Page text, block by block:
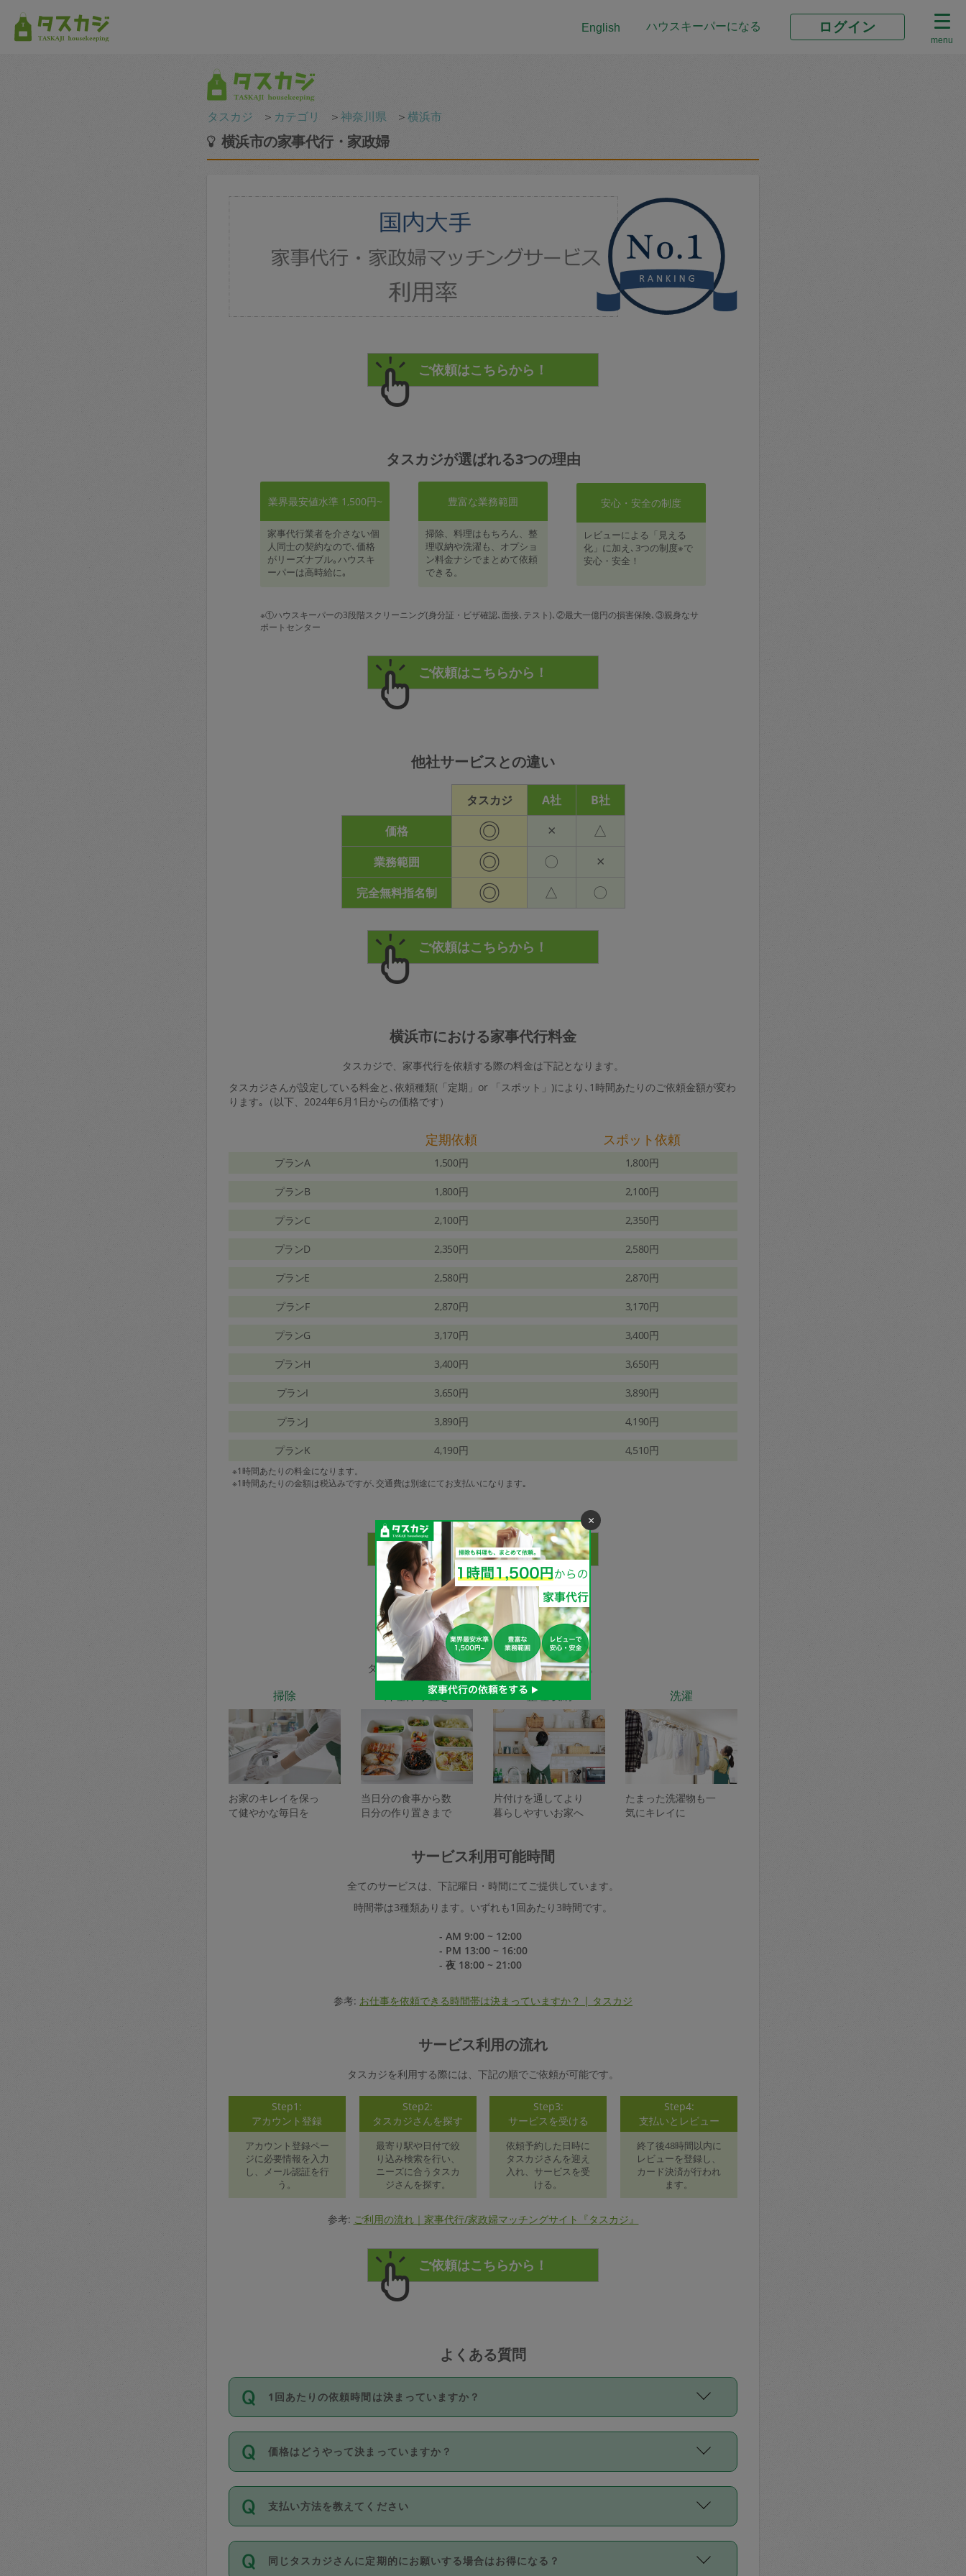
English ハウスキーパーになる ログイン
menu
タスカジ ＞ カテゴリ ＞神奈川県 ＞横浜市
横浜市の家事代行・家政婦
タスカジが選ばれる3つの理由
業界最安値水準 1,500円~
家事代行業者を介さない個
人同士の契約なので､価格
がリーズナブル｡ハウスキ
ーパーは高時給に｡
豊富な業務範囲
掃除、料理はもちろん、整
理収納や洗濯も、オプショ
ン料金ナシでまとめて依頼
できる。
安心・安全の制度
レビューによる「見える
化」に加え､3つの制度※で
安心・安全！
※①ハウスキーパーの3段階スクリーニング(身分証・ビザ確認､面接､テスト)､②最大一億円の損害保険､③親身なサ
ポートセンター
他社サービスとの違い
タスカジ A社
B社
価格
◎ × △
業務範囲 ◎ 〇 ×
完全無料指名制 ◎ △ 〇
横浜市における家事代行料金
タスカジで、家事代行を依頼する際の料金は下記となります。
タスカジさんが設定している料金と､依頼種類(「定期」or 「スポット」)により､1時間あたりのご依頼金額が変わ
ります｡（以下、2024年6月1日からの価格です）
定期依頼 スポット依頼
プランA 1,500円 1,800円
プランB 1,800円 2,100円
プランC 2,100円 2,350円
プランD 2,350円 2,580円
プランE 2,580円 2,870円
プランF 2,870円 3,170円
プランG 3,170円 3,400円
プランH 3,400円 3,650円
プランI 3,650円 3,890円
プランJ 3,890円 4,190円
プランK 4,190円 4,510円
※1時間あたりの料金になります。
※1時間あたりの金額は税込みですが､交通費は別途にてお支払いになります｡
家事代行サービスの種類
タスカジで依頼できるサービスは下記となります。
掃除
お家のキレイを保っ
て健やかな毎日を
料理作り置き
当日分の食事から数
日分の作り置きまで
整理収納
片付けを通してより
暮らしやすいお家へ
洗濯
たまった洗濯物も一
気にキレイに
サービス利用可能時間
全てのサービスは、下記曜日・時間にてご提供しています。
時間帯は3種類あります。いずれも1回あたり3時間です。
- AM 9:00 ~ 12:00
- PM 13:00 ~ 16:00
- 夜 18:00 ~ 21:00
参考: お仕事を依頼できる時間帯は決まっていますか？ | タスカジ
サービス利用の流れ
タスカジを利用する際には、下記の順でご依頼が可能です。
Step1:
アカウント登録
アカウント登録ペー
ジに必要情報を入力
し、メール認証を行
う。
Step2:
タスカジさんを探す
最寄り駅や日付で絞
り込み検索を行い、
ニーズに合うタスカ
ジさんを探す。
Step3:
サービスを受ける
依頼予約した日時に
タスカジさんを迎え
入れ、サービスを受
ける。
Step4:
支払いとレビュー
終了後48時間以内に
レビューを登録し、
カード決済が行われ
ます。
参考: ご利用の流れ｜家事代行/家政婦マッチングサイト『タスカジ』
よくある質問
1回あたりの依頼時間は決まっていますか？
依頼1回につき3時間固定です。3時間を超えて依頼したい場合は、延長機能をご利用くださ
い。機能をご利用いただくには、タスカジさんに事前に相談し、合意の上事前申請すること
が必要です。なお、3時間を下回っても、値引き等はございません。
価格はどうやって決まっていますか？
11種類の価格帯の中からタスカジさん自身が価格を選んで設定しています。
タスカジさんの価格設定には最初は制限があり、レビュー件数、レビューの平均値、などで
除々に設定可能な最高額が上がっていく仕組みになっています。
支払い方法を教えてください
お支払方法はクレジットカード（Visa／Master／JCB／AMERICAN EXPRESS／Diners
Club）のみとなります。
同じタスカジさんに定期的にお願いする場合はお得になる？
×